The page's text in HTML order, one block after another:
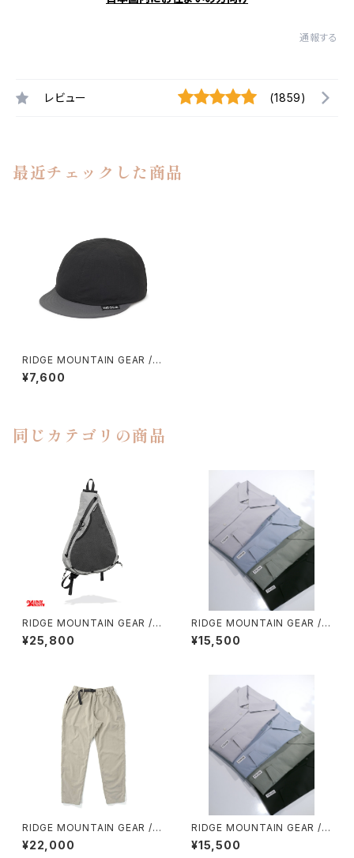
通報する
レビュー (1859)
最近チェックした商品
RIDGE MOUNTAIN GEAR / B
ASIC CAP（BI COLOR）
¥7,600
同じカテゴリの商品
RIDGE MOUNTAIN GEAR / S
ASH PACK
¥25,800
RIDGE MOUNTAIN GEAR / B
ASIC SHORT SLEEVE SHIR
T（MEN）
¥15,500
RIDGE MOUNTAIN GEAR / B
ASIC HIKE PANTS（UNISEX）
¥22,000
RIDGE MOUNTAIN GEAR / B
ASIC SHORT SLEEVE SHIR
T（WOMEN）
¥15,500